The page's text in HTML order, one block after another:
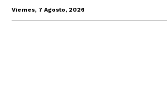
Viernes, 7 Agosto, 2026